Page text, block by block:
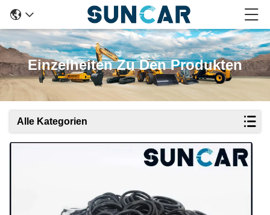
Einzelheiten Zu Den Produkten
Alle Kategorien